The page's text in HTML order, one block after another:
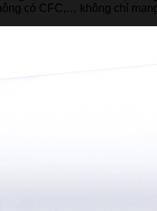
có CFC,… không chỉ